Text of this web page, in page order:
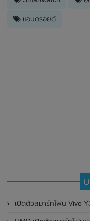
แอนดรอยด์
เปิดตัวสมาร์ทโฟน Vivo Y300 Pro อย่างเป็นทางการแล้วในประ